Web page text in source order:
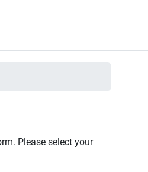
Please select your